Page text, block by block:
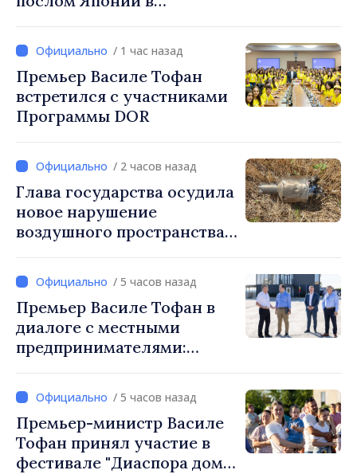
/ 1 час назад
Премьер Василе Тофан
встретился с участниками
Программы DOR
/ 2 часов назад
Глава государства осудила
новое нарушение
воздушного пространства:
затрагивает нас
/ 5 часов назад
Премьер Василе Тофан в
диалоге с местными
предпринимателями:
много может сделать
сообщество, когда есть
инициатива, труд и
предпринимательский дух
/ 5 часов назад
Премьер-министр Василе
Тофан принял участие в
фестивале "Диаспора дома"